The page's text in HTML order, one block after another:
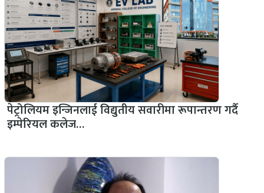
पेट्रोलियम इन्जिनलाई विद्युतीय सवारीमा रूपान्तरण गर्दै
इम्पेरियल कलेज…